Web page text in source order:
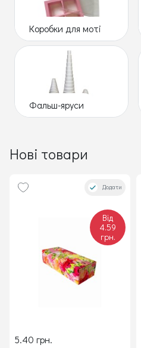
Коробки для моті
Фальш-яруси
Нові товари
Додати
5.40 грн.
Від
4.59
грн.